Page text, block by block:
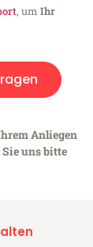
, um Ihr
Anliegen
uns bitte